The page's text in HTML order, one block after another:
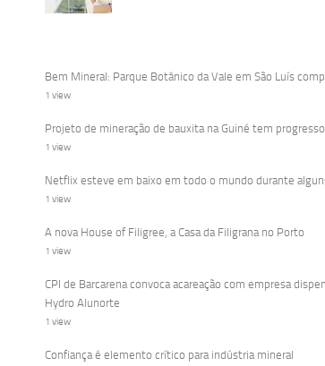
Bem Mineral: Parque Botânico da Vale em São Luís
1 view
Projeto de mineração de bauxita na Guiné tem progresso
1 view
Netflix esteve em baixo em todo o mundo durante
1 view
A nova House of Filigree, a Casa da Filigrana no Porto
1 view
CPI de Barcarena convoca acareação com empresa
Hydro Alunorte
1 view
Confiança é elemento crítico para indústria mineral